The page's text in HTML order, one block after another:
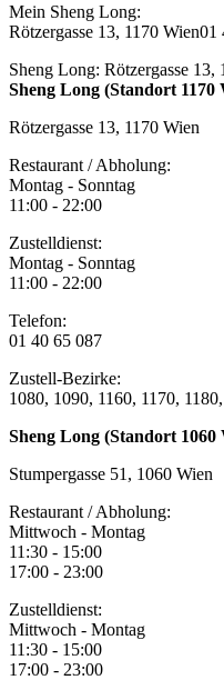
Mein Sheng Long:
Rötzergasse 13, 1170 Wien01
Sheng Long: Rötzergasse 13,
Sheng Long (Standort 1170
Rötzergasse 13, 1170 Wien
Restaurant / Abholung:
Montag - Sonntag
11:00 - 22:00
Zustelldienst:
Montag - Sonntag
11:00 - 22:00
Telefon:
01 40 65 087
Zustell-Bezirke:
1080, 1090, 1160, 1170,
Sheng Long (Standort 1060
Stumpergasse 51, 1060 Wien
Restaurant / Abholung:
Mittwoch - Montag
11:30 - 15:00
17:00 - 23:00
Zustelldienst:
Mittwoch - Montag
11:30 - 15:00
17:00 - 23:00